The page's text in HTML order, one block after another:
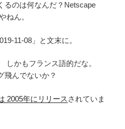
るのは何なんだ？Netscape
ん。
11-08」と文末に。
かもフランス語的だな。
飛んでないか？
2005年にリリース されていま